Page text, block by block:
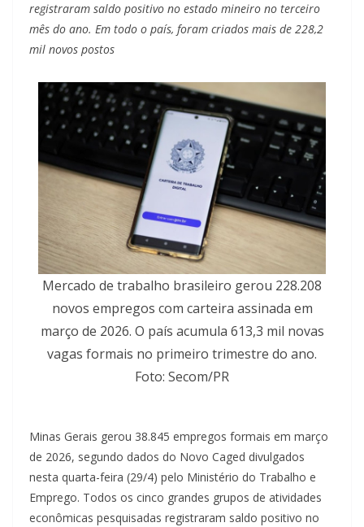
registraram saldo positivo no estado mineiro no terceiro
mês do ano. Em todo o país, foram criados mais de 228,2
mil novos postos
Mercado de trabalho brasileiro gerou 228.208
novos empregos com carteira assinada em
março de 2026. O país acumula 613,3 mil novas
vagas formais no primeiro trimestre do ano.
Foto: Secom/PR
Minas Gerais gerou 38.845 empregos formais em março
de 2026, segundo dados do Novo Caged divulgados
nesta quarta-feira (29/4) pelo Ministério do Trabalho e
Emprego. Todos os cinco grandes grupos de atividades
econômicas pesquisadas registraram saldo positivo no